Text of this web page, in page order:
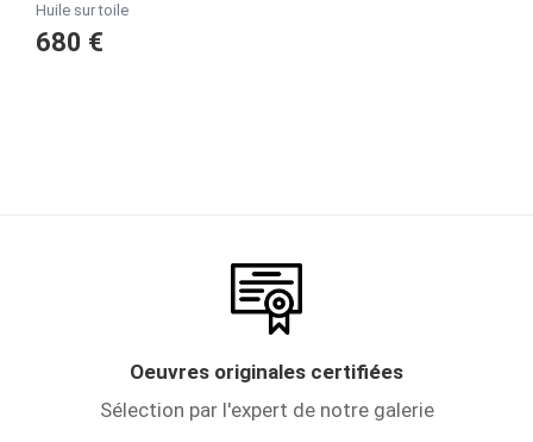
Huile sur toile
680 €
Oeuvres originales certifiées
Sélection par l'expert de notre galerie